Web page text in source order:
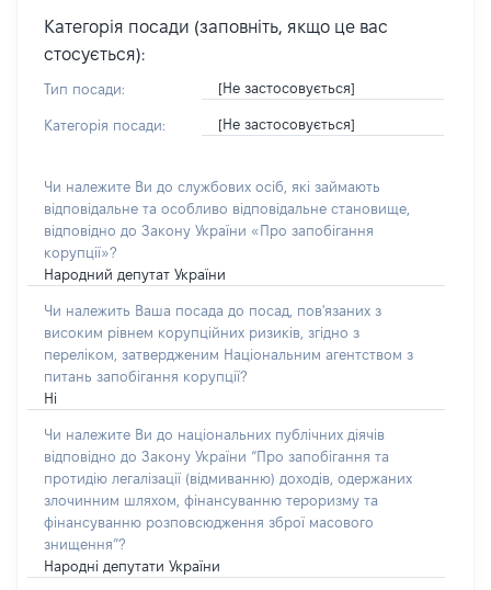
Категорія посади (заповніть, якщо це вас
стосується):
Тип посади: [Не застосовується]
Категорія посади: [Не застосовується]
Чи належите Ви до службових осіб, які займають
відповідальне та особливо відповідальне становище,
відповідно до Закону України «Про запобігання
корупції»?
Народний депутат України
Чи належить Ваша посада до посад, пов'язаних з
високим рівнем корупційних ризиків, згідно з
переліком, затвердженим Національним агентством з
питань запобігання корупції?
Ні
Чи належите Ви до національних публічних діячів
відповідно до Закону України “Про запобігання та
протидію легалізації (відмиванню) доходів, одержаних
злочинним шляхом, фінансуванню тероризму та
фінансуванню розповсюдження зброї масового
знищення”?
Народні депутати України